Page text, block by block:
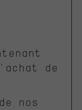
de
nos